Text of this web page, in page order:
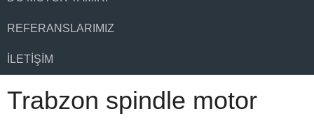
REFERANSLARIMIZ
İLETIŞIM
Trabzon spindle motor